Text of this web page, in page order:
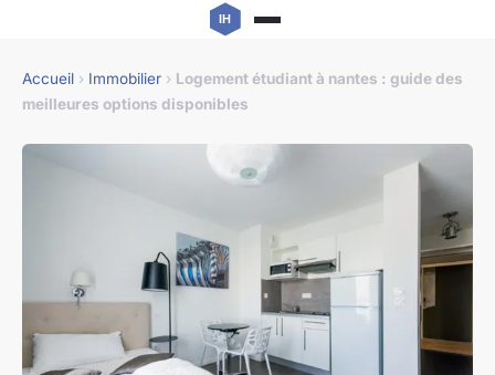
Accueil › Immobilier › Logement étudiant à nantes : guide des
meilleures options disponibles